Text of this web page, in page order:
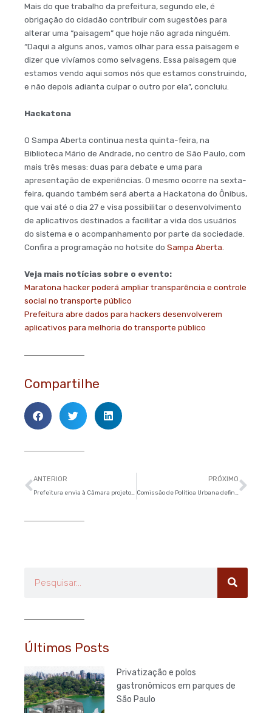
Mais do que trabalho da prefeitura, segundo ele, é
obrigação do cidadão contribuir com sugestões para
alterar uma “paisagem” que hoje não agrada ninguém.
“Daqui a alguns anos, vamos olhar para essa paisagem e
dizer que vivíamos como selvagens. Essa paisagem que
estamos vendo aqui somos nós que estamos construindo,
e não depois adianta culpar o outro por ela”, concluiu.
Hackatona
O Sampa Aberta continua nesta quinta-feira, na
Biblioteca Mário de Andrade, no centro de São Paulo, com
mais três mesas: duas para debate e uma para
apresentação de experiências. O mesmo ocorre na sexta-
feira, quando também será aberta a Hackatona do Ônibus,
que vai até o dia 27 e visa possibilitar o desenvolvimento
de aplicativos destinados a facilitar a vida dos usuários
do sistema e o acompanhamento por parte da sociedade.
Confira a programação no hotsite do Sampa Aberta
Veja mais notícias sobre o evento:
Maratona hacker poderá ampliar transparência e controle
social no transporte público
Prefeitura abre dados para hackers desenvolverem
aplicativos para melhoria do transporte público
Compartilhe
Anterior
ANTERIOR PRÓXIMO
Últimos Posts
Privatização e polos
gastronômicos em parques de
São Paulo